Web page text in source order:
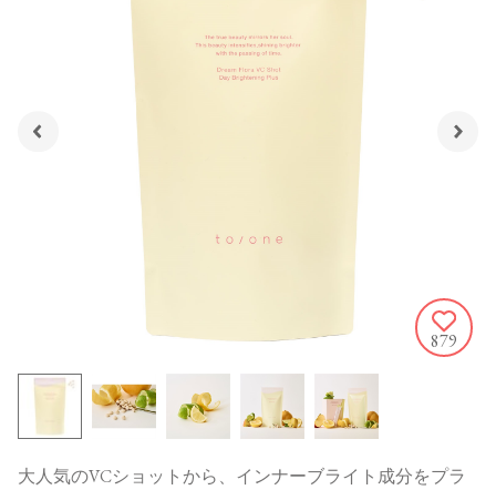
879
大人気のVCショットから、インナーブライト成分をプラ